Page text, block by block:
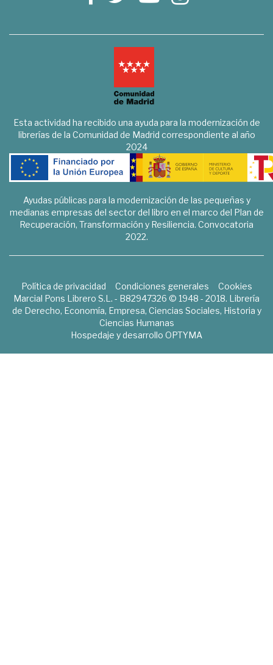
Esta actividad ha recibido una ayuda para la modernización de
librerías de la Comunidad de Madrid correspondiente al año
2024
Ayudas públicas para la modernización de las pequeñas y
medianas empresas del sector del libro en el marco del Plan de
Recuperación, Transformación y Resiliencia. Convocatoria
2022.
Política de privacidad Condiciones generales
Cookies
Marcial Pons Librero S.L. - B82947326 © 1948 - 2018. Librería
de Derecho, Economía, Empresa, Ciencias Sociales, Historia y
Ciencias Humanas
Hospedaje y desarrollo OPTYMA